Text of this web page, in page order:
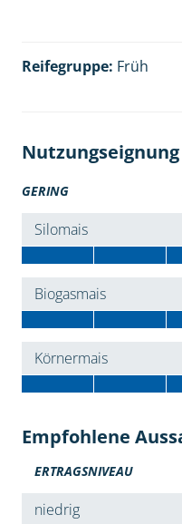
Reifegruppe: Früh
Nutzungseignung
GERING
Silomais
Biogasmais
Körnermais
Empfohlene
ERTRAGSNIVEAU
niedrig